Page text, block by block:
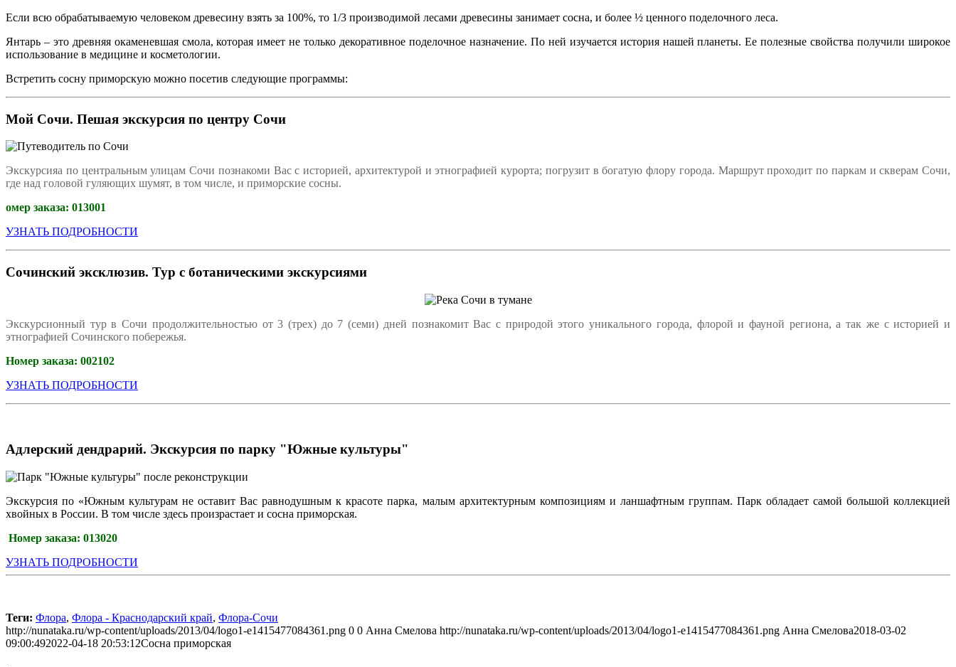
Если всю обрабатываемую человеком древесину взять за 100%, то 1/3 производимой лесами древесины занимает сосна, и более ½ ценного поделочного леса.
Янтарь – это древняя окаменевшая смола, которая имеет не только декоративное поделочное назначение. По ней изучается история нашей планеты. Ее полезные свойства получили широкое
использование в медицине и косметологии.
Встретить сосну приморскую можно посетив следующие программы:
Мой Сочи. Пешая экскурсия по центру Сочи
Экскурсияа по центральным улицам Сочи познакоми Вас с историей, архитектурой и этнографией курорта; погрузит в богатую флору города. Маршрут проходит по паркам и скверам Сочи,
где над головой гуляющих шумят, в том числе, и приморские сосны.
омер заказа: 013001
УЗНАТЬ ПОДРОБНОСТИ
Сочинский эксклюзив. Тур с ботаническими экскурсиями
Экскурсионный тур в Сочи продолжительностью от 3 (трех) до 7 (семи) дней познакомит Вас с природой этого уникального города, флорой и фауной региона, а так же с историей и
этнографией Сочинского побережья.
Номер заказа: 002102
УЗНАТЬ ПОДРОБНОСТИ
Адлерский дендрарий. Экскурсия по парку "Южные культуры"
Экскурсия по «Южным культурам не оставит Вас равнодушным к красоте парка, малым архитектурным композициям и ланшафтным группам. Парк обладает самой большой коллекцией
хвойных в России. В том числе здесь произрастает и сосна приморская.
Номер заказа: 013020
УЗНАТЬ ПОДРОБНОСТИ
Теги: Флора, Флора - Краснодарский край, Флора-Сочи
http://nunataka.ru/wp-content/uploads/2013/04/logo1-e1415477084361.png 0 0 Анна Смелова http://nunataka.ru/wp-content/uploads/2013/04/logo1-e1415477084361.png Анна Смелова2018-03-02
09:00:492022-04-18 20:53:12Сосна приморская